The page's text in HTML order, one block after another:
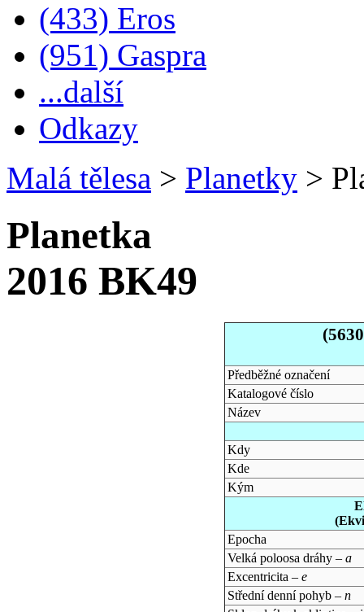
(433) Eros
(951) Gaspra
...další
Odkazy
Malá tělesa > Planetky >
Planetka
2016 BK49
Předběžné označení
Katalogové číslo
Název
Kdy
Kde
Kým
Epocha
Velká poloosa dráhy – a
Excentricita – e
Střední denní pohyb – n